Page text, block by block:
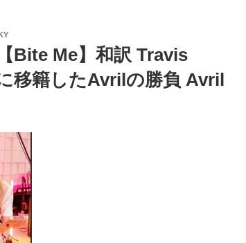
Bite Me】和訳 Travis
移籍したAvrilの勝負 Avril